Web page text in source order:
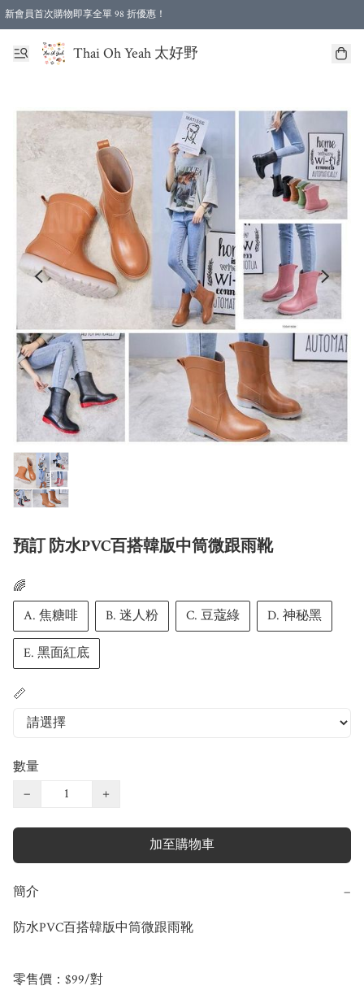
新會員首次購物即享全單 98 折優惠！
特選會員可享全單低至 96 折優惠！
Thai Oh Yeah 太好野
預訂 防水PVC百搭韓版中筒微跟雨靴
🌈
A. 焦糖啡
B. 迷人粉 C. 豆蔻綠 D. 神秘黑
E. 黑面紅底
📏
數量
−
+
加至購物車
簡介 −
防水PVC百搭韓版中筒微跟雨靴
零售價：$99/對